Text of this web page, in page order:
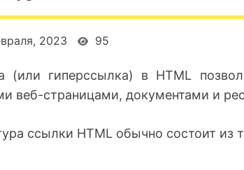
2023 95
(или гиперссылка) в HTML
веб-страницами, документами и
ссылки HTML обычно состоит из